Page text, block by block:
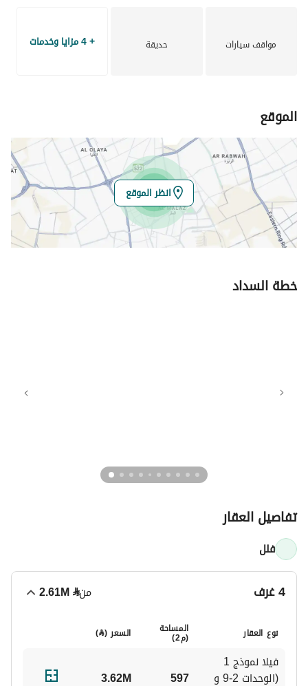
التجمعات العائلية الرحبة إلى لحظات الاسترخاء الهادئة، صُمم كل
تفصيل لتعزيز جودة الحياة للأجيال القادمة.
مشروع ڤيون من بيوت للتطوير العقاري، وهو عبارة عن مجموعة
حصرية تضم 24 فيلا عصرية فقط في حي العارض، أحد أكثر الأحياء
السكنية شهرة في شمال الرياض، والذي يشهد نموًا متسارعًا. مع
توفر 24 فيلا فقط، يُتيح مشروع "ڤيون" فرصة نادرة لامتلاك مسكن
متطورة، ومؤسسات تعليمية رائدة، ومرافق رعاية صحية، وعوامل
استثماري ذو إمكانيات عالية، فإن "ڤيون" يُمثل عنوان مستدام بني
لمستقبلٍ مشرق.
• مجمع سكني فاخر مُسوّر يضم 24 فيلا فقط
الرياض
• ستة تصاميم فلل مميزة تناسب أنماط الحياة العائلية المختلفة
• مساحة إجمالية تتراوح ما بين 421 إلى 704 متر مربع
• مساحات معيشية في الطابق الأرضي والأول والسطح
مواقف سيارات حديقة + 4 مزايا وخدمات
الموقع
انظر الموقع
خطة السداد
تفاصيل العقار
فلل
4 غرف من⃁
2.61M
نوع العقار المساحة
(م2) السعر (⃁
)
597
3.62M